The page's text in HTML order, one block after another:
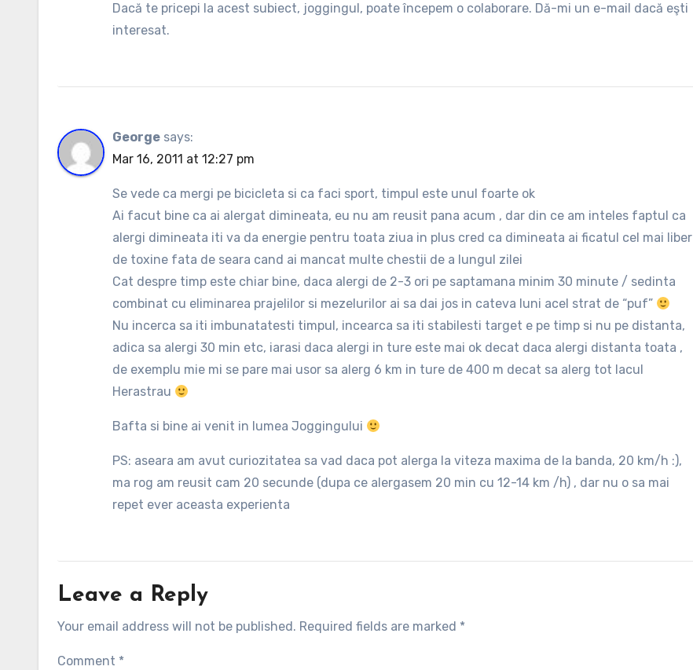
Dacă te pricepi la acest subiect, joggingul, poate începem o colaborare. Dă-mi un e-mail dacă eşti
interesat.
George says:
Mar 16, 2011 at 12:27 pm
Se vede ca mergi pe bicicleta si ca faci sport, timpul este unul foarte ok
Ai facut bine ca ai alergat dimineata, eu nu am reusit pana acum , dar din ce am inteles faptul ca
alergi dimineata iti va da energie pentru toata ziua in plus cred ca dimineata ai ficatul cel mai liber
de toxine fata de seara cand ai mancat multe chestii de a lungul zilei
Cat despre timp este chiar bine, daca alergi de 2-3 ori pe saptamana minim 30 minute / sedinta
combinat cu eliminarea prajelilor si mezelurilor ai sa dai jos in cateva luni acel strat de “puf”
Nu incerca sa iti imbunatatesti timpul, incearca sa iti stabilesti target e pe timp si nu pe distanta,
adica sa alergi 30 min etc, iarasi daca alergi in ture este mai ok decat daca alergi distanta toata ,
de exemplu mie mi se pare mai usor sa alerg 6 km in ture de 400 m decat sa alerg tot lacul
Herastrau
Bafta si bine ai venit in lumea Joggingului
PS: aseara am avut curiozitatea sa vad daca pot alerga la viteza maxima de la banda, 20 km/h :),
ma rog am reusit cam 20 secunde (dupa ce alergasem 20 min cu 12-14 km /h) , dar nu o sa mai
repet ever aceasta experienta
Leave a Reply
Your email address will not be published. Required fields are marked *
Comment *